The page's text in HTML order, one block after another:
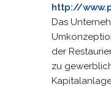
http://
Das
der
zu